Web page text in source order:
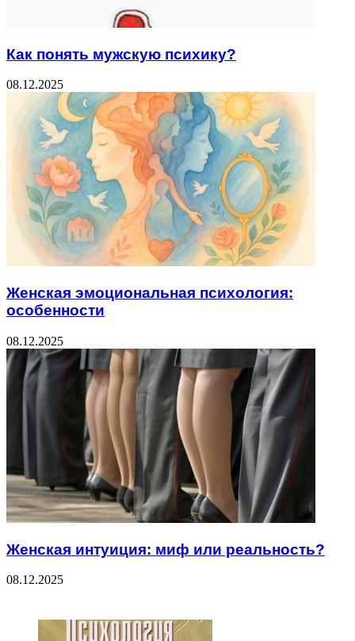
Как понять мужскую психику?
08.12.2025
Женская эмоциональная психология:
особенности
08.12.2025
Женская интуиция: миф или реальность?
08.12.2025